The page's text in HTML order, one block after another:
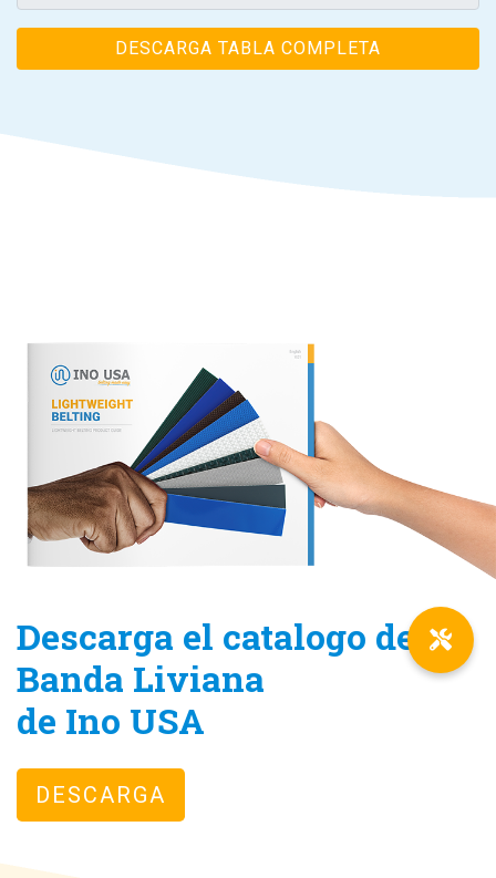
DESCARGA TABLA COMPLETA
Descarga el catalogo de
Banda Liviana
de Ino USA
DESCARGA